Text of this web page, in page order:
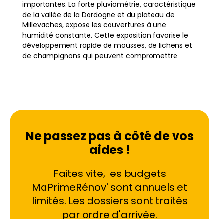
importantes. La forte pluviométrie, caractéristique
de la vallée de la Dordogne et du plateau de
Millevaches, expose les couvertures à une
humidité constante. Cette exposition favorise le
développement rapide de mousses, de lichens et
de champignons qui peuvent compromettre
encore Brive centre, les propriétaires constatent
matériaux de couverture. Le traitement de toiture
devient alors une nécessité technique et non plus
un simple choix esthétique. Ignorer ces signes
d'eau sournoises, endommageant l'isolation et la
structure même du bâtiment. Agir
préventivement permet de sécuriser le
patrimoine immobilier contre les aléas d'un
environnement parfois hostile.
Ne passez pas à côté de vos
aides !
Faites vite, les budgets
MaPrimeRénov' sont annuels et
limités. Les dossiers sont traités
par ordre d'arrivée.